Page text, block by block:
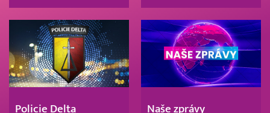
Policie Delta Naše zprávy